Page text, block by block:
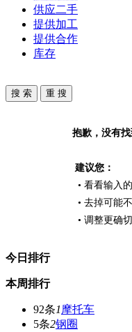
供应二手
提供加工
提供合作
库存
抱歉，没有找
建议您：
• 看看输入
• 去掉可能
• 调整更确
今日排行
本周排行
92条1 摩托车
5条2钢圈